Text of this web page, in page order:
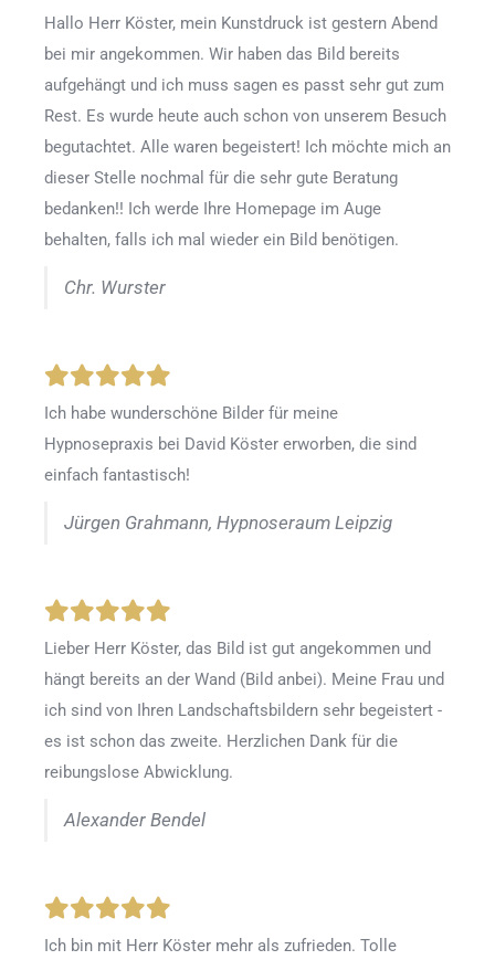
Hallo Herr Köster, mein Kunstdruck ist gestern Abend
bei mir angekommen. Wir haben das Bild bereits
aufgehängt und ich muss sagen es passt sehr gut zum
Rest. Es wurde heute auch schon von unserem Besuch
begutachtet. Alle waren begeistert! Ich möchte mich an
dieser Stelle nochmal für die sehr gute Beratung
bedanken!! Ich werde Ihre Homepage im Auge
behalten, falls ich mal wieder ein Bild benötigen.
Chr. Wurster
Ich habe wunderschöne Bilder für meine
Hypnosepraxis bei David Köster erworben, die sind
einfach fantastisch!
Jürgen Grahmann, Hypnoseraum Leipzig
Lieber Herr Köster, das Bild ist gut angekommen und
hängt bereits an der Wand (Bild anbei). Meine Frau und
ich sind von Ihren Landschaftsbildern sehr begeistert -
es ist schon das zweite. Herzlichen Dank für die
reibungslose Abwicklung.
Alexander Bendel
Ich bin mit Herr Köster mehr als zufrieden. Tolle